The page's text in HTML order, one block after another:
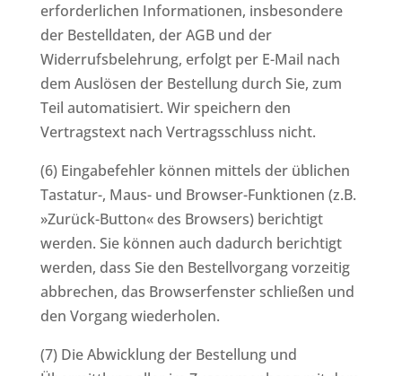
erforderlichen Informationen, insbesondere
der Bestelldaten, der AGB und der
Widerrufsbelehrung, erfolgt per E-Mail nach
dem Auslösen der Bestellung durch Sie, zum
Teil automatisiert. Wir speichern den
Vertragstext nach Vertragsschluss nicht.
(6) Eingabefehler können mittels der üblichen
Tastatur-, Maus- und Browser-Funktionen (z.B.
»Zurück-Button« des Browsers) berichtigt
werden. Sie können auch dadurch berichtigt
werden, dass Sie den Bestellvorgang vorzeitig
abbrechen, das Browserfenster schließen und
den Vorgang wiederholen.
(7) Die Abwicklung der Bestellung und